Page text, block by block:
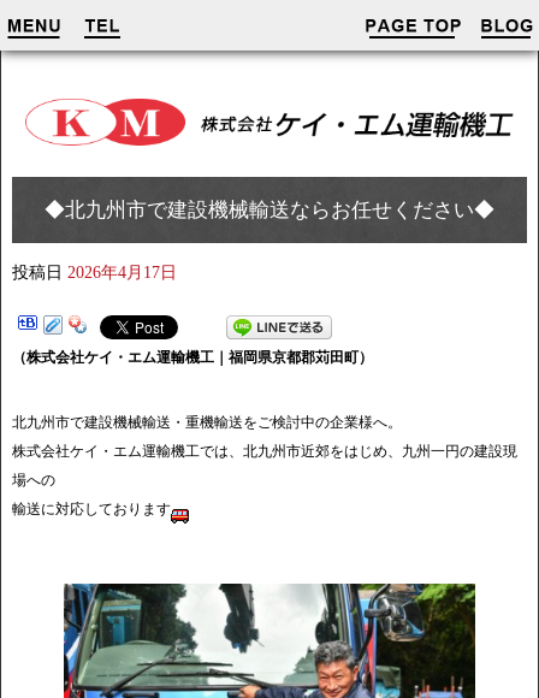
◆北九州市で建設機械輸送ならお任せください◆
投稿日 2026年4月17日
（株式会社ケイ・エム運輸機工｜福岡県京都郡苅田町）
北九州市で建設機械輸送・重機輸送をご検討中の企業様へ。
株式会社ケイ・エム運輸機工では、北九州市近郊をはじめ、九州一円の建設現
場への
輸送に対応しております